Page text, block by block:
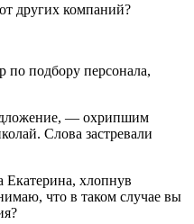
других компаний?
подбору персонала,
— охрипшим
Слова застревали
хлопнув
что в таком случае вы